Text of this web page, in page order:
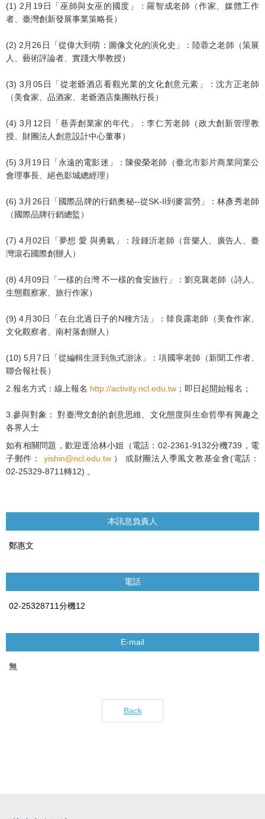
(1) 2月19日「巫師與女巫的國度」：羅智成老師（作家、媒體工作
者、臺灣創新發展事業策略長）
(2) 2月26日「從偉大到萌：圖像文化的演化史」：陸蓉之老師（策展
人、藝術評論者、實踐大學教授）
(3) 3月05日「從老爺酒店看觀光業的文化創意元素」：沈方正老師
（美食家、品酒家、老爺酒店集團執行長）
(4) 3月12日「巷弄創業家的年代」：李仁芳老師（政大創新管理教
授、財團法人創意設計中心董事）
(5) 3月19日「永遠的電影迷」：陳俊榮老師（臺北市影片商業同業公
會理事長、絕色影城總經理）
(6) 3月26日「國際品牌的行銷奧秘--從SK-II到麥當勞」：林彥秀老師
（國際品牌行銷總監）
(7) 4月02日「夢想 愛 與勇氣」：段鍾沂老師（音樂人、廣告人、臺
灣滾石國際創辦人）
(8) 4月09日「一樣的台灣 不一樣的食安旅行」：劉克襄老師（詩人、
生態觀察家、旅行作家）
(9) 4月30日「在台北過日子的N種方法」：韓良露老師（美食作家、
文化觀察者、南村落創辦人）
(10) 5月7日「從編輯生涯到魚式游泳」：項國寧老師（新聞工作者、
聯合報社長）
2.報名方式：線上報名 http://activity.ncl.edu.tw ；即日起開始報名；
3.參與對象： 對臺灣文創的創意思維、文化態度與生命哲學有興趣之
各界人士
如有相關問題，歡迎逕洽林小姐（電話：02-2361-9132分機739，電
子郵件：
yishin@ncl.edu.tw） 或財團法人季風文教基金會(電話：
02-25329-8711轉12) 。
本訊息負責人
鄭惠文
電話
02-25328711分機12
E-mail
無
Back